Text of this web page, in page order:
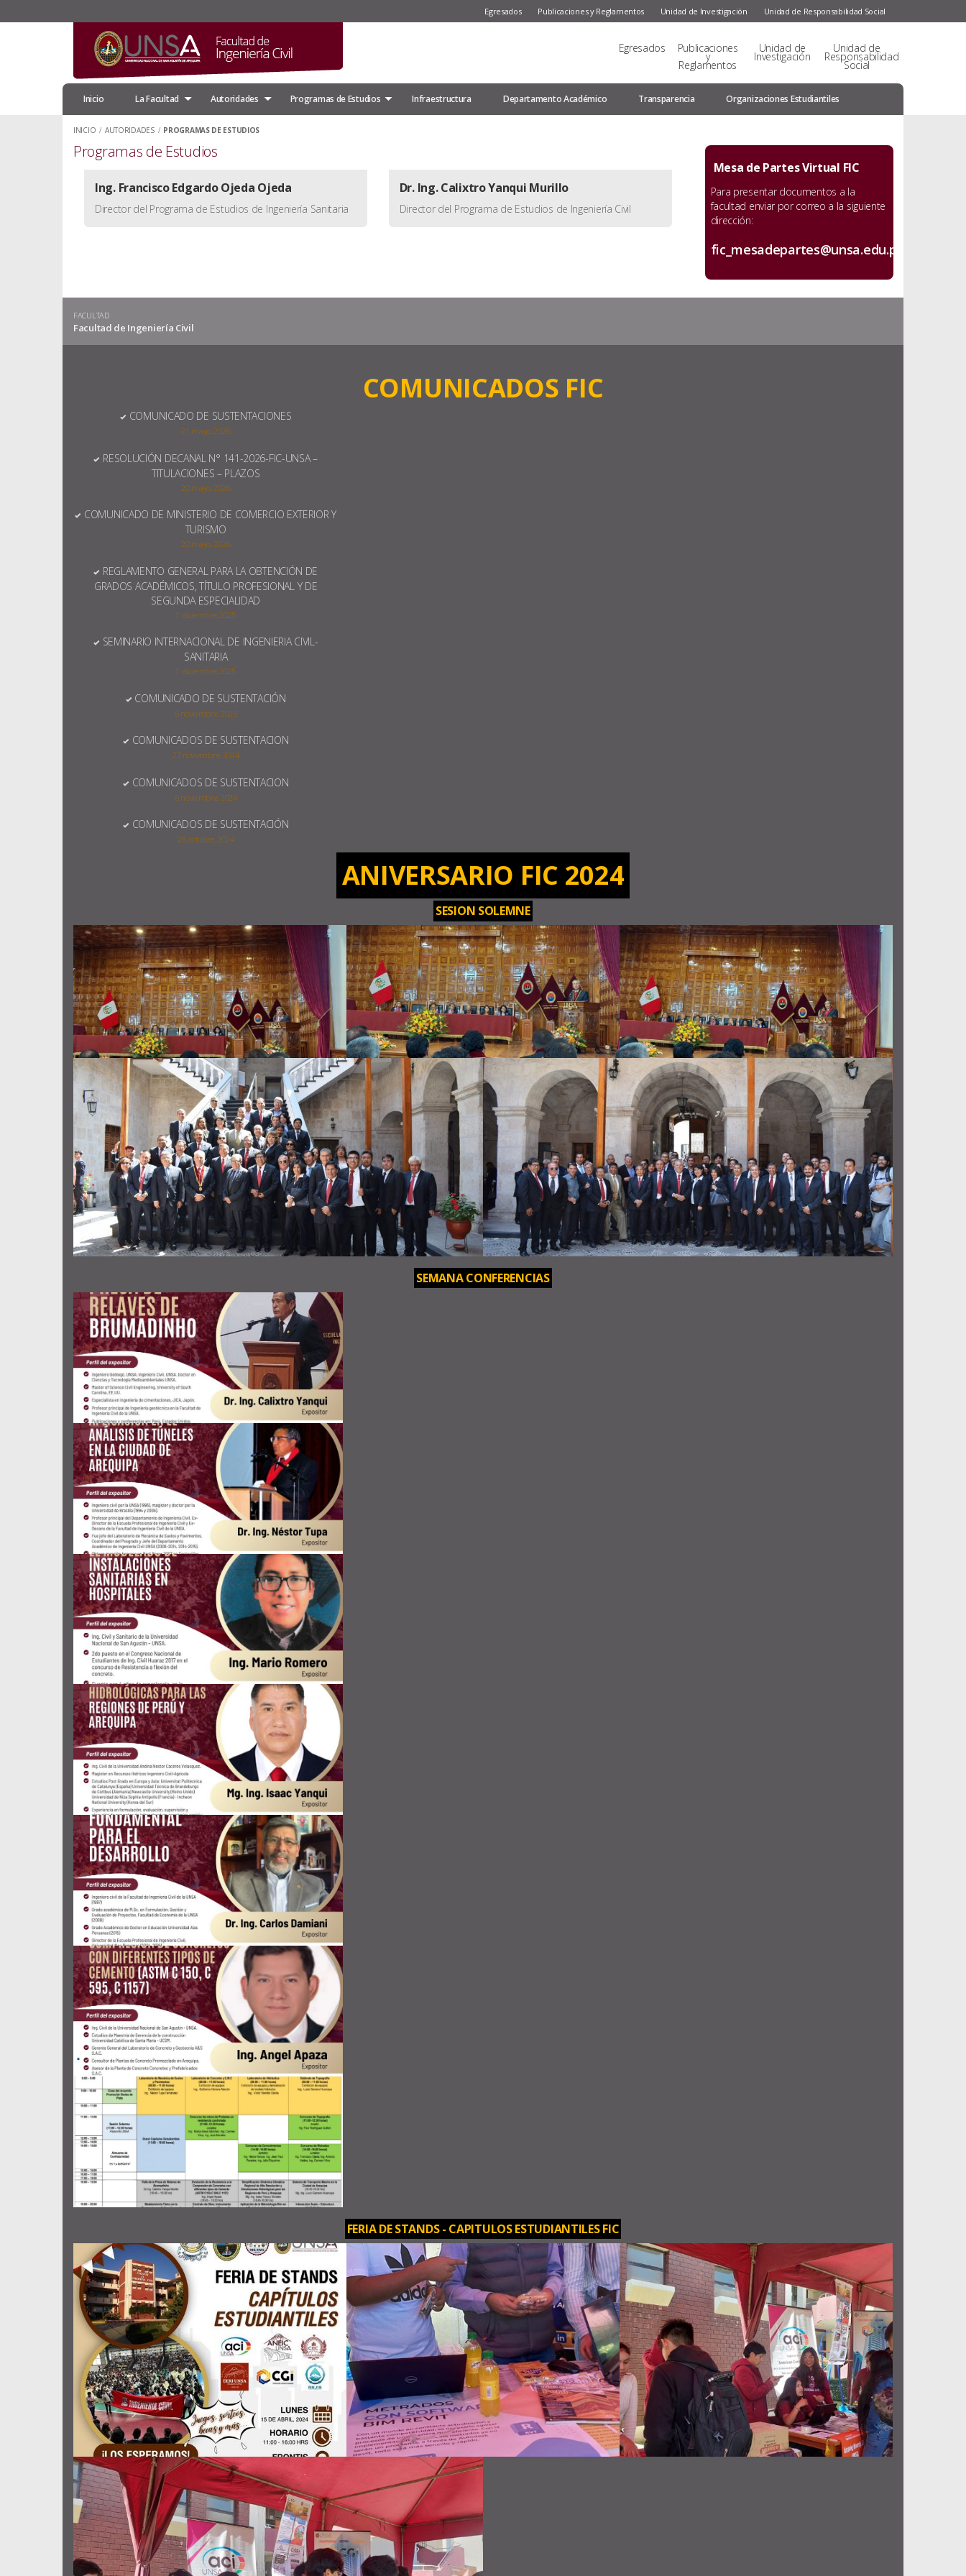
Egresados Publicaciones y Reglamentos Unidad de Investigación Unidad de Responsabilidad Social
Egresados Publicaciones
y
Reglamentos
Unidad de
Investigación
Unidad de
Responsabilidad
Social
Inicio La Facultad Autoridades Programas de Estudios Infraestructura Departamento Académico Transparencia Organizaciones Estudiantiles
INICIO / AUTORIDADES / PROGRAMAS DE ESTUDIOS
Programas de Estudios
Ing. Francisco Edgardo Ojeda Ojeda
Director del Programa de Estudios de Ingeniería Sanitaria
Dr. Ing. Calixtro Yanqui Murillo
Director del Programa de Estudios de Ingeniería Civil
Mesa de Partes Virtual FIC
Para presentar documentos a la
facultad enviar por correo a la siguiente
dirección:
fic_mesadepartes@unsa.edu.pe
FACULTAD
Facultad de Ingeniería Civil
COMUNICADOS FIC
COMUNICADO DE SUSTENTACIONES
21 mayo, 2026
RESOLUCIÓN DECANAL N° 141-2026-FIC-UNSA –
TITULACIONES – PLAZOS
20 mayo, 2026
COMUNICADO DE MINISTERIO DE COMERCIO EXTERIOR Y
TURISMO
20 mayo, 2026
REGLAMENTO GENERAL PARA LA OBTENCIÓN DE
GRADOS ACADÉMICOS, TÍTULO PROFESIONAL Y DE
SEGUNDA ESPECIALIDAD
1 diciembre, 2025
SEMINARIO INTERNACIONAL DE INGENIERIA CIVIL-
SANITARIA
1 diciembre, 2025
COMUNICADO DE SUSTENTACIÓN
5 noviembre, 2025
COMUNICADOS DE SUSTENTACION
27 noviembre, 2024
COMUNICADOS DE SUSTENTACION
6 noviembre, 2024
COMUNICADOS DE SUSTENTACIÓN
28 octubre, 2024
ANIVERSARIO FIC 2024
SESION SOLEMNE
SEMANA CONFERENCIAS
FERIA DE STANDS - CAPITULOS ESTUDIANTILES FIC